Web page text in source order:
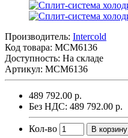
Производитель: Intercold
Код товара: MCM6136
Доступность: На складе
Артикул: MCM6136
489 792.00 р.
Без НДС: 489 792.00 р.
Кол-во В корзину